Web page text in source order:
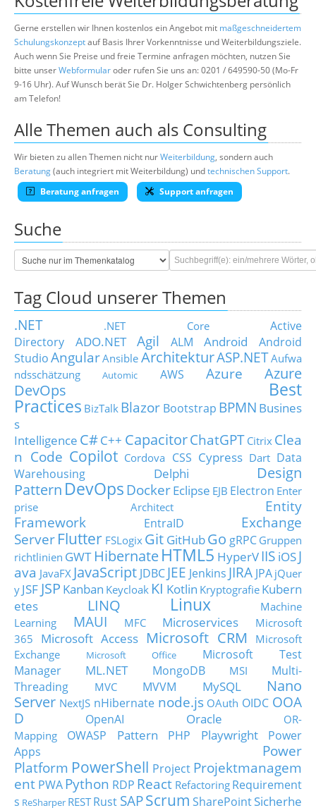
Gerne erstellen wir Ihnen kostenlos ein Angebot mit maßgeschneidertem
Schulungskonzeptauf Basis Ihrer Vorkenntnisse und Weiterbildungsziele.
Auch wenn Sie Preise und freie Termine anfragen möchten, nutzen Sie
bitte unserWebformularoder rufen Sie uns an: 0201 / 649590-50 (Mo-Fr
9-16 Uhr). Auf Wunsch berät Sie Dr. Holger Schwichtenberg persönlich
am Telefon!
Alle Themen auch als Consulting
Wir bieten zu allen Themen nicht nurWeiterbildung, sondern auch
Beratung(auch integriert mit Weiterbildung) undtechnischen Support.
Beratung anfragen
Support anfragen
Suche
Tag Cloud unserer Themen
.NET .NET Core
Active
Directory
ADO.NET Agil ALM Android
Android
StudioAngularAnsible ArchitekturASP.NETAufwa
ndsschätzung
Automic AWS Azure
Azure
DevOps
Best
Practices BizTalk Blazor Bootstrap BPMN Busines
s
Intelligence C#C++ CapacitorChatGPT Citrix Clea
n Code Copilot Cordova CSS Cypress Dart Data
Warehousing
Delphi
Design
Pattern DevOps DockerEclipse EJB Electron Enter
prise Architect
Entity
Framework
EntraID
Exchange
Server Flutter FSLogix Git GitHubGo gRPC Gruppen
richtlinien GWT HibernateHTML5 HyperVIIS iOSJ
ava JavaFX JavaScript JDBC JEE Jenkins JIRA JPA jQuer
y JSF JSP Kanban Keycloak KI Kotlin Kryptografie Kubern
etes
LINQ Linux
Machine
Learning
MAUI MFC Microservices
Microsoft
365
Microsoft Access Microsoft CRM
Microsoft
Exchange
Microsoft Office
Microsoft Test
Manager
ML.NET MongoDB MSI
Multi-
Threading
MVC MVVM MySQL
Nano
Server NextJS nHibernate node.js OAuth OIDC OOA
D
OpenAI Oracle
OR-
Mapping
OWASP Pattern PHP Playwright
Power
Apps
Power
Platform PowerShell Project Projektmanagem
ent PWA Python RDP React Refactoring Requirement
s ReSharper RESTRust SAPScrum SharePointSicherhe